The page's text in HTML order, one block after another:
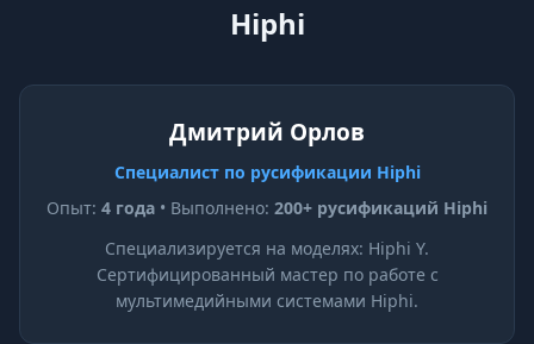
Hiphi
Дмитрий Орлов
Специалист по русификации Hiphi
Опыт: 4 года • Выполнено: 200+ русификаций Hiphi
Специализируется на моделях: Hiphi Y.
Сертифицированный мастер по работе с
мультимедийными системами Hiphi.